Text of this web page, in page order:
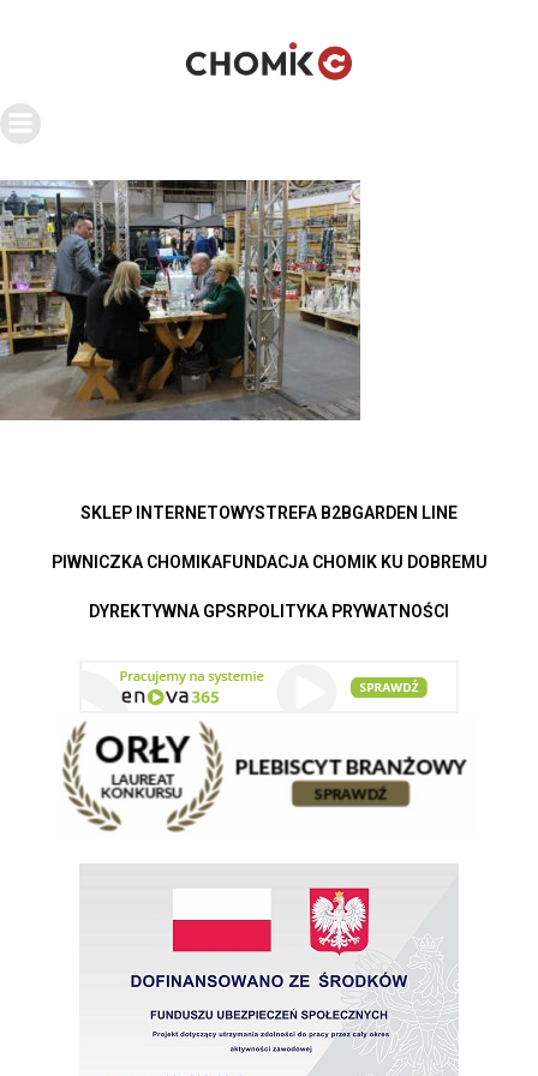
SKLEP INTERNETOWYSTREFA B2BGARDEN LINE
PIWNICZKA CHOMIKAFUNDACJA CHOMIK KU DOBREMU
DYREKTYWNA GPSRPOLITYKA PRYWATNOŚCI